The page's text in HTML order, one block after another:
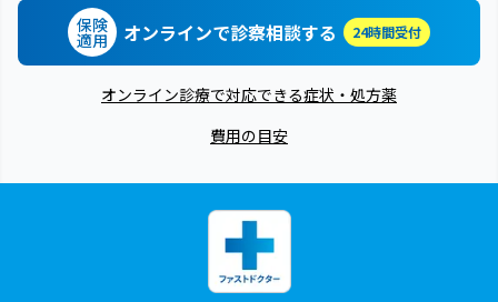
保険
適用 オンラインで診察相談する 24時間受付
オンライン診療で対応できる症状・処方薬
費用の目安